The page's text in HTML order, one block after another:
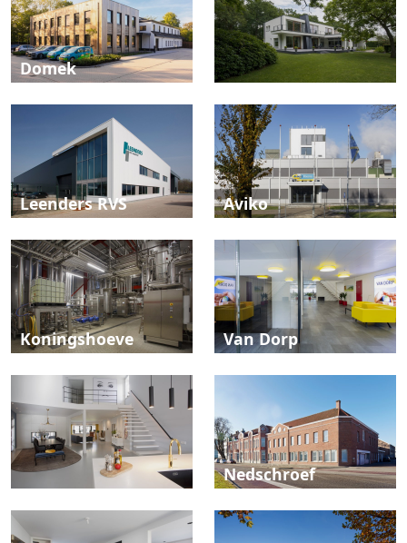
Domek
Leenders RVS Aviko
Koningshoeve Van Dorp
Nedschroef